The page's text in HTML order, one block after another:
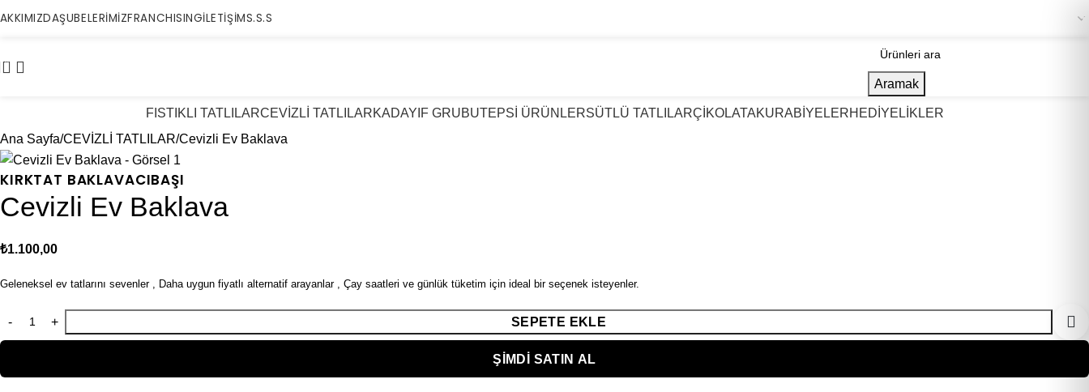
ŞUBELERİMİZFRANCHISINGİLETİŞİMS.S.S
0
Aramak
FISTIKLI TATLILARCEVİZLİ TATLILARKADAYIF GRUBUTEPSİ ÜRÜNLERSÜTLÜ TATLILARÇİKOLATAKURABİYELERHEDİYELİKLER
Ana Sayfa CEVİZLİ TATLILAR Cevizli Ev Baklava
KIRKTAT BAKLAVACIBAŞI
Cevizli Ev Baklava
₺1.100,00
Geleneksel ev tatlarını sevenler , Daha uygun fiyatlı alternatif arayanlar , Çay saatleri ve günlük tüketim için ideal bir seçenek isteyenler.
SEPETE EKLE
ŞIMDI SATIN AL